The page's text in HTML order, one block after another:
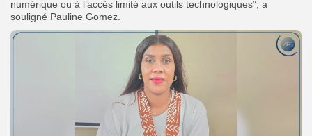
numérique ou à l’accès limité aux outils technologiques”, a
souligné Pauline Gomez.